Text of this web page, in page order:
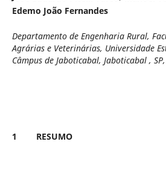
Edemo João Fernandes
Departamento de Engenharia Rural,
Agrárias e Veterinárias, Universidade
Câmpus de Jaboticabal, Jaboticabal ,
1 RESUMO